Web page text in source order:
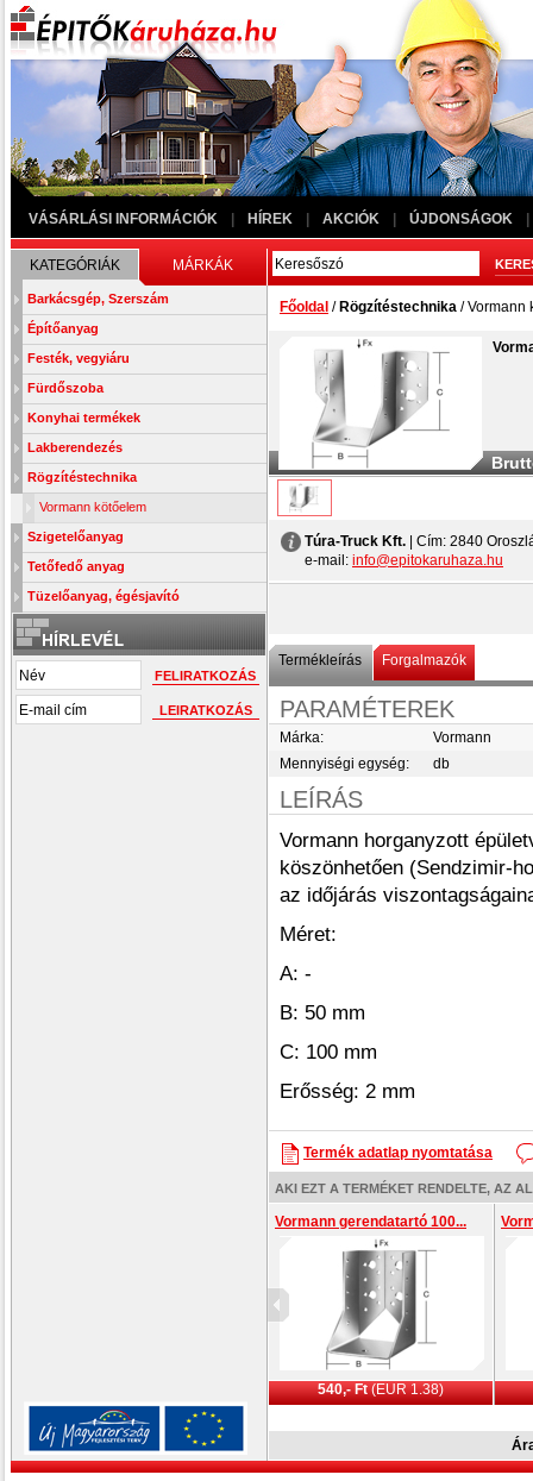
VÁSÁRLÁSI INFORMÁCIÓK HÍREK AKCIÓK ÚJDONSÁGOK
KATEGÓRIÁK MÁRKÁK
Barkácsgép, Szerszám
Építőanyag
Festék, vegyiáru
Fürdőszoba
Konyhai termékek
Lakberendezés
Rögzítéstechnika
Vormann kötőelem
Szigetelőanyag
Tetőfedő anyag
Tüzelőanyag, égésjavító
Főoldal / Rögzítéstechnika / Vormann
Túra-Truck Kft. | Cím: 2840
e-mail: info@epitokaruhaza.hu
Termékleírás Forgalmazók
PARAMÉTEREK
Márka:
Vormann
Mennyiségi egység:
db
LEÍRÁS
Vormann horganyzott
köszönhetően (Sendzimir-
az időjárás
Méret:
A: -
B: 50 mm
C: 100 mm
Erősség: 2 mm
Termék adatlap nyomtatása
AKI EZT A TERMÉKET RENDELTE, AZ
Vormann gerendatartó 100...
540,- Ft(EUR1.38)